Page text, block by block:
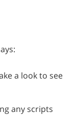
a look to see
any scripts